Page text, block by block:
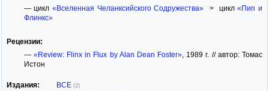
— цикл«Вселенная Челанксийского Содружества» > цикл«Пип и
Флинкс»
Рецензии:
— «Review: Flinx in Flux by Alan Dean Foster» , 1989 г. // автор: Томас
Истон
Издания: ВСЕ (2)